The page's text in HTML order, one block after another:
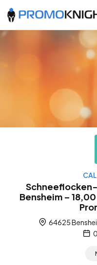
Bensheim –
64625